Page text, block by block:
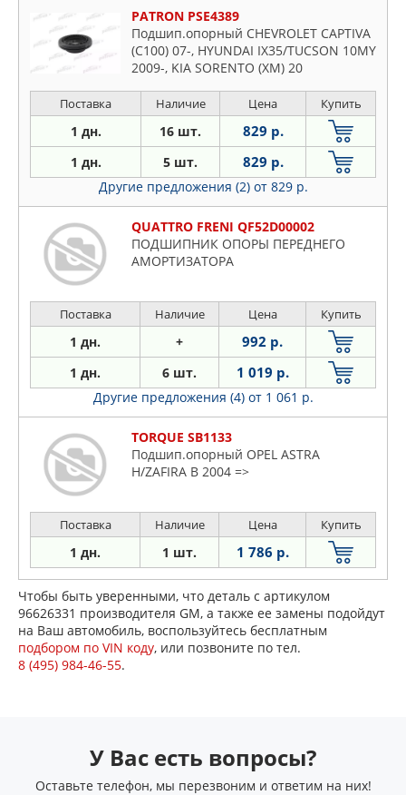
PATRON PSE4389
Подшип.опорный CHEVROLET CAPTIVA
(C100) 07-, HYUNDAI IX35/TUCSON 10MY
2009-, KIA SORENTO (XM) 20
Поставка Наличие Цена Купить
1 дн. 16 шт. 829 р.
1 дн. 5 шт. 829 р.
Другие предложения (2) от 829 р.
QUATTRO FRENI QF52D00002
ПОДШИПНИК ОПОРЫ ПЕРЕДНЕГО
АМОРТИЗАТОРА
Поставка Наличие Цена Купить
1 дн. + 992 р.
1 дн. 6 шт. 1 019 р.
Другие предложения (4) от 1 061 р.
TORQUE SB1133
Подшип.опорный OPEL ASTRA
H/ZAFIRA B 2004 =>
Поставка Наличие Цена Купить
1 дн. 1 шт. 1 786 р.
Чтобы быть уверенными, что деталь с артикулом
96626331 производителя GM, а также ее замены подойдут
на Ваш автомобиль, воспользуйтесь бесплатным
подбором по VIN коду, или позвоните по тел.
8 (495) 984-46-55.
У Вас есть вопросы?
Оставьте телефон, мы перезвоним и ответим на них!